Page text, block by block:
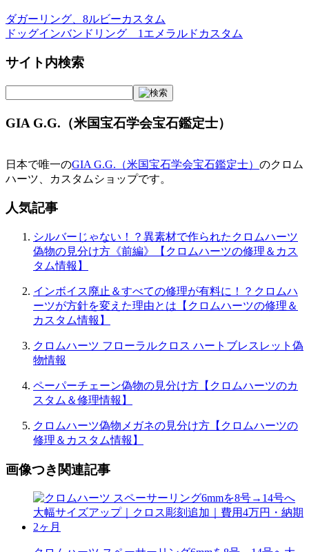
投
稿
ナ
ビ
ー
シ
ョ
ン
ダガーリング、8ルビーカスタム
ドッグインバンドリング 1エメラルドカスタム
サイト内検索
GIA G.G.（米国宝石学会宝石鑑定士）
日本で唯一のGIA G.G.（米国宝石学会宝石鑑定士） のクロム
ハーツ、カスタムショップです。
人気記事
シルバーじゃない！？異素材で作られたクロムハーツ
偽物の見分け方《前編》【クロムハーツの修理＆カス
タム情報】
インボイス廃止＆すべての修理が有料に！？クロムハ
ーツが方針を変えた理由とは【クロムハーツの修理＆
カスタム情報】
クロムハーツ フローラルクロス ハートブレスレット偽
物情報
ペーパーチェーン偽物の見分け方【クロムハーツのカ
スタム＆修理情報】
クロムハーツ偽物メガネの見分け方【クロムハーツの
修理＆カスタム情報】
画像つき関連記事